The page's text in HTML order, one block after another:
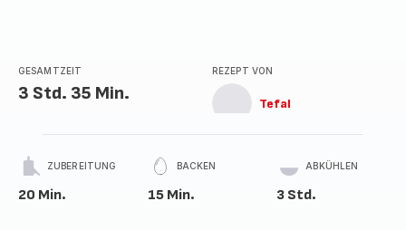
GESAMTZEIT
3 Std. 35 Min.
REZEPT VON
Tefal
ZUBEREITUNG
20 Min.
BACKEN
15 Min.
ABKÜHLEN
3 Std.